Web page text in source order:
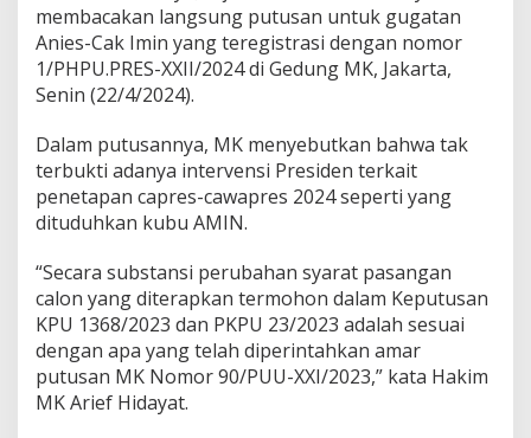
g
a
j
a
e
r
s
a
u
K
e
m
b
a
l
i
membacakan langsung putusan untuk gugatan
Anies-Cak Imin yang teregistrasi dengan nomor
1/PHPU.PRES-XXII/2024 di Gedung MK, Jakarta,
Senin (22/4/2024).
Dalam putusannya, MK menyebutkan bahwa tak
terbukti adanya intervensi Presiden terkait
penetapan capres-cawapres 2024 seperti yang
dituduhkan kubu AMIN.
“Secara substansi perubahan syarat pasangan
calon yang diterapkan termohon dalam Keputusan
KPU 1368/2023 dan PKPU 23/2023 adalah sesuai
dengan apa yang telah diperintahkan amar
putusan MK Nomor 90/PUU-XXI/2023,” kata Hakim
MK Arief Hidayat.